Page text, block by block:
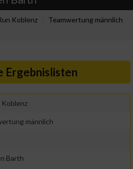
Koblenz
Teamwertung männlich
Ergebnislisten
Koblenz
männlich
Barth